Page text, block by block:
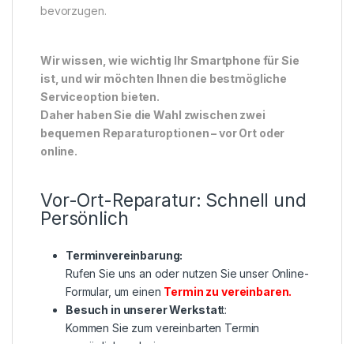
bevorzugen.
Wir wissen, wie wichtig Ihr Smartphone für Sie
ist, und wir möchten Ihnen die bestmögliche
Serviceoption bieten.
Daher haben Sie die Wahl zwischen zwei
bequemen Reparaturoptionen – vor Ort oder
online.
Vor-Ort-Reparatur: Schnell und
Persönlich
Terminvereinbarung:
Rufen Sie uns an oder nutzen Sie unser Online-
Formular, um einen Termin zu vereinbaren.
Besuch in unserer Werkstatt:
Kommen Sie zum vereinbarten Termin